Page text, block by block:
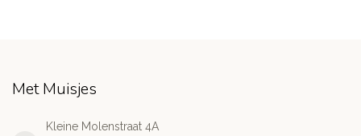
Met Muisjes
Kleine Molenstraat 4A